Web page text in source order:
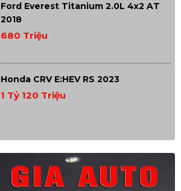
Ford Everest Titanium 2.0L 4x2 AT
2018
680 Triệu
Honda CRV E:HEV RS 2023
1 Tỷ 120 Triệu